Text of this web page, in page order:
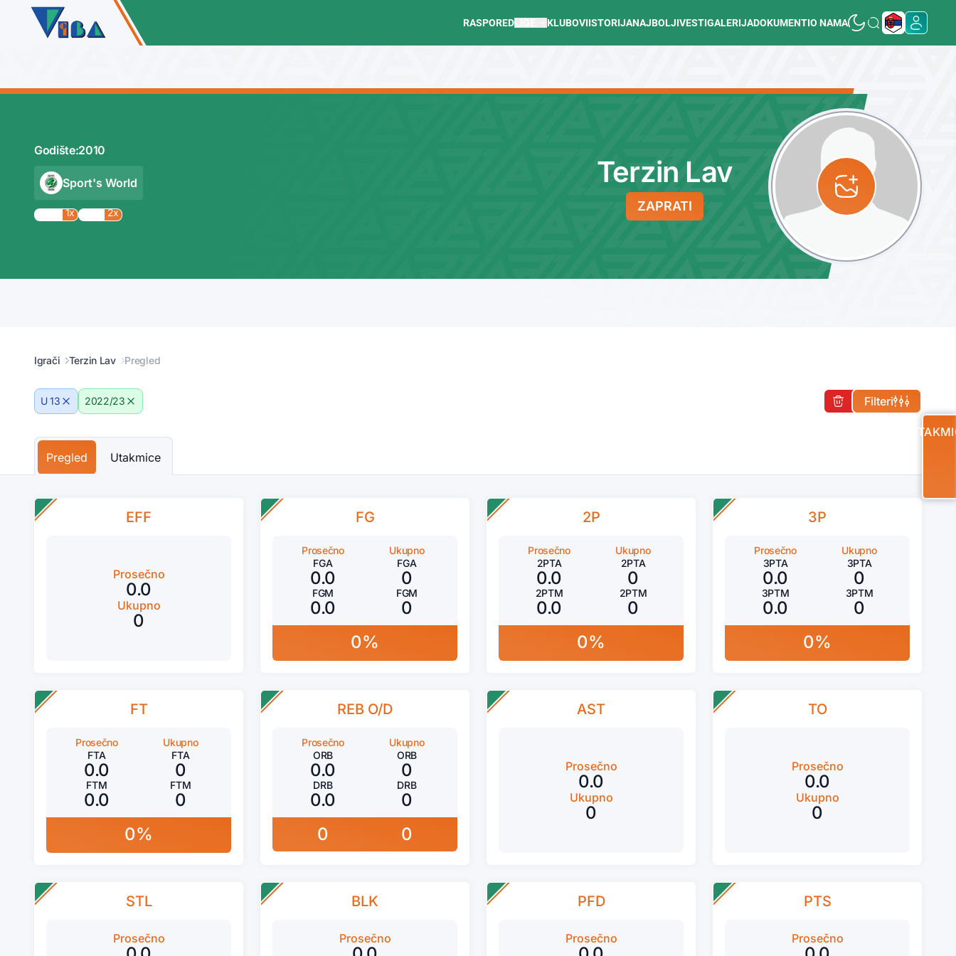
RASPORED KLUBOVIISTORIJANAJBOLJIVESTIGALERIJADOKUMENTIO NAMA
Godište:2010
Sport's World
1x 2x
Terzin Lav
ZAPRATI
Igrači Terzin Lav Pregled
U 13 2022/23 Filteri
Pregled Utakmice
EFF
Prosečno
0.0
Ukupno
0
FG
Prosečno
FGA
0.0
FGM
0.0
Ukupno
FGA
0
FGM
0
0%
2P
Prosečno
2PTA
0.0
2PTM
0.0
Ukupno
2PTA
0
2PTM
0
0%
3P
Prosečno
3PTA
0.0
3PTM
0.0
Ukupno
3PTA
0
3PTM
0
0%
FT
Prosečno
FTA
0.0
FTM
0.0
Ukupno
FTA
0
FTM
0
0%
REB O/D
Prosečno
ORB
0.0
DRB
0.0
Ukupno
ORB
0
DRB
0
0
0
AST
Prosečno
0.0
Ukupno
0
TO
Prosečno
0.0
Ukupno
0
STL
Prosečno
BLK
Prosečno
PFD
Prosečno
PTS
Prosečno